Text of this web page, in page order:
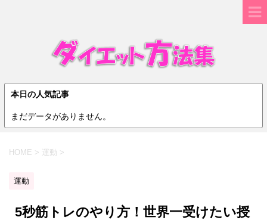
本日の人気記事
まだデータがありません。
HOME > 運動 >
運動
5秒筋トレのやり方！世界一受けたい授